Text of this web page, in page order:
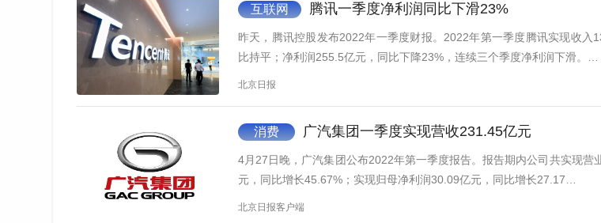
互联网 腾讯一季度净利润同比下滑23%
昨天，腾讯控股发布2022年一季度财报。2022年第一季度腾讯实现收入
比持平；净利润255.5亿元，同比下降23%，连续三个季度净利润下滑。…
北京日报
消费 广汽集团一季度实现营收231.45亿元
4月27日晚，广汽集团公布2022年第一季度报告。报告期内公司共实现营
元，同比增长45.67%；实现归母净利润30.09亿元，同比增长27.17…
北京日报客户端